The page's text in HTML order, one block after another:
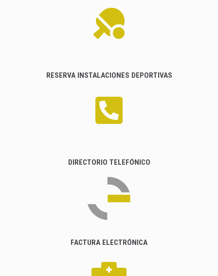
RESERVA INSTALACIONES DEPORTIVAS
DIRECTORIO TELEFÓNICO
FACTURA ELECTRÓNICA